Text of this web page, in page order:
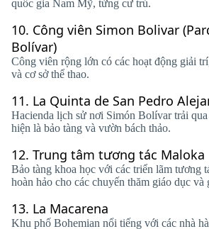
quốc gia Nam Mỹ, từng cư trú.
10. Công viên Simon Bolivar
Bolívar)
Công viên rộng lớn có các hoạt động giải
và cơ sở thể thao.
11. La Quinta de San Pedro
Hacienda lịch sử nơi Simón Bolívar trải
hiện là bảo tàng và vườn bách thảo.
12. Trung tâm tương tác Maloka
Bảo tàng khoa học với các triển lãm tương
hoàn hảo cho các chuyến thăm giáo dục và
13. La Macarena
Khu phố Bohemian nổi tiếng với các nhà